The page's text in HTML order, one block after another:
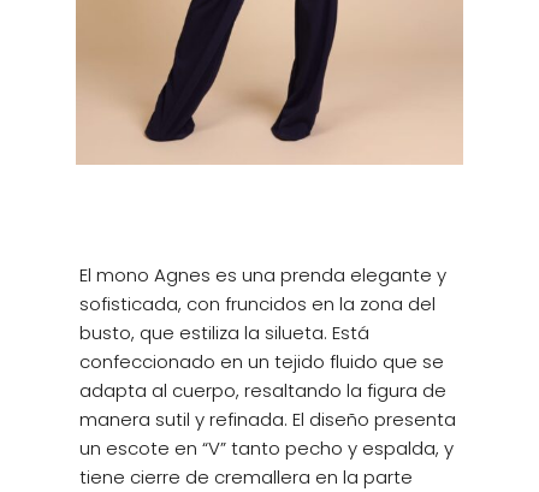
El mono Agnes es una prenda elegante y
sofisticada, con fruncidos en la zona del
busto, que estiliza la silueta. Está
confeccionado en un tejido fluido que se
adapta al cuerpo, resaltando la figura de
manera sutil y refinada. El diseño presenta
un escote en “V” tanto pecho y espalda, y
tiene cierre de cremallera en la parte